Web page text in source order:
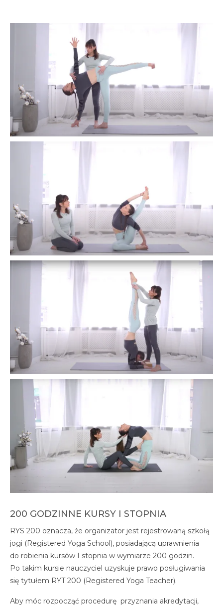
200 GODZINNE KURSY I STOPNIA
RYS 200 oznacza, że organizator jest rejestrowaną szkołą
jogi (Registered Yoga School), posiadającą uprawnienia
do robienia kursów I stopnia w wymiarze 200 godzin.
Po takim kursie nauczyciel uzyskuje prawo posługiwania
się tytułem RYT 200 (Registered Yoga Teacher).
Aby móc rozpocząć procedurę przyznania akredytacji,